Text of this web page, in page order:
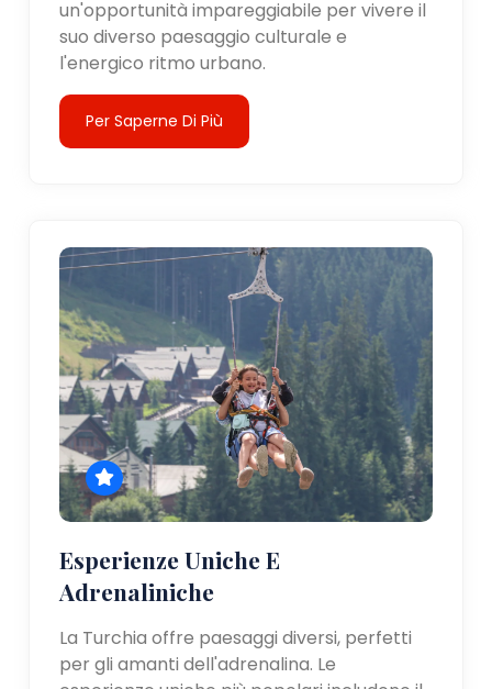
un'opportunità impareggiabile per vivere il
suo diverso paesaggio culturale e
l'energico ritmo urbano.
Per Saperne Di Più
Esperienze Uniche E
Adrenaliniche
La Turchia offre paesaggi diversi, perfetti
per gli amanti dell'adrenalina. Le